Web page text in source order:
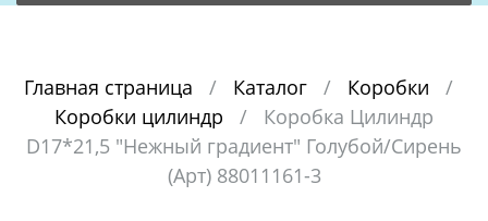
Главная страница / Каталог / Коробки
/
Коробки цилиндр
/
Коробка Цилиндр
D17*21,5 "Нежный градиент" Голубой/Сирень
(Арт) 88011161-3